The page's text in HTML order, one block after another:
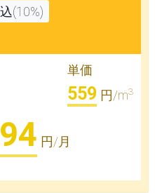
(10%)
単価
559 円/m3
円/月